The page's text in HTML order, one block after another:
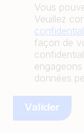
Vous
Veuillez
façon de
données